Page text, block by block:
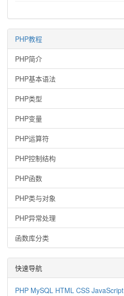
PHP教程
PHP简介
PHP基本语法
PHP类型
PHP变量
PHP运算符
PHP控制结构
PHP函数
PHP类与对象
PHP异常处理
函数库分类
快速导航
PHP MySQL HTML CSS JavaScript